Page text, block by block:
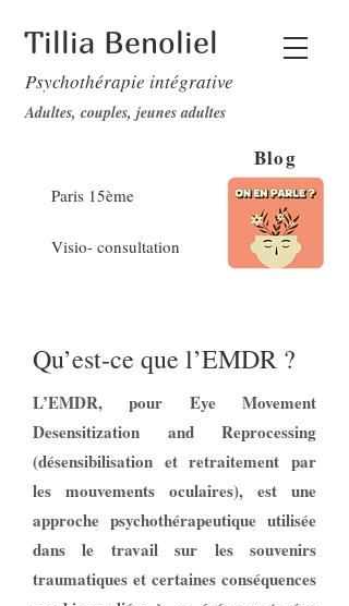
Tillia Benoliel
Psychothérapie intégrative
Adultes, couples, jeunes adultes
Visio- consultation
Paris 15ème
Blog
Qu’est-ce que l’EMDR ?
L’EMDR, pour Eye Movement
Desensitization and Reprocessing
(désensibilisation et retraitement par
les mouvements oculaires), est une
approche psychothérapeutique utilisée
dans le travail sur les souvenirs
traumatiques et certaines conséquences